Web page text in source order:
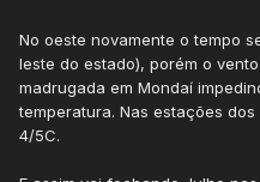
No oeste novamente o tempo
leste do estado), porém o
madrugada em Mondaí
temperatura. Nas estações
4/5C.